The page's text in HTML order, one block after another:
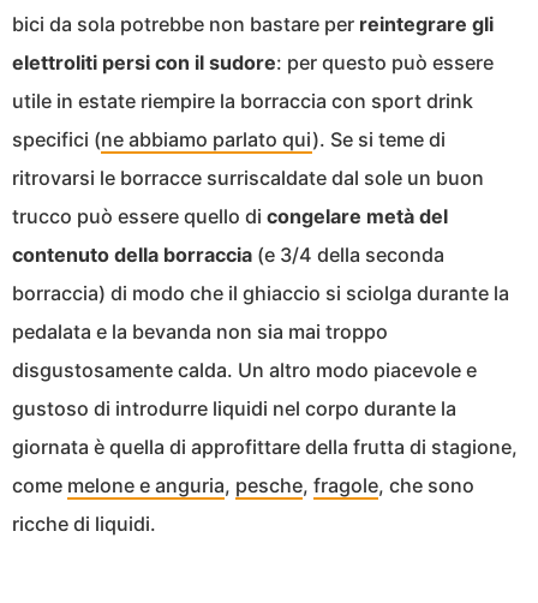
bici da sola potrebbe non bastare per reintegrare gli
elettroliti persi con il sudore: per questo può essere
utile in estate riempire la borraccia con sport drink
specifici (ne abbiamo parlato qui). Se si teme di
ritrovarsi le borracce surriscaldate dal sole un buon
trucco può essere quello di congelare metà del
contenuto della borraccia (e 3/4 della seconda
borraccia) di modo che il ghiaccio si sciolga durante la
pedalata e la bevanda non sia mai troppo
disgustosamente calda. Un altro modo piacevole e
gustoso di introdurre liquidi nel corpo durante la
giornata è quella di approfittare della frutta di stagione,
come melone e anguria, pesche, fragole, che sono
ricche di liquidi.